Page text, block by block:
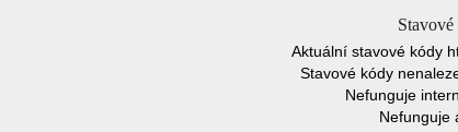
Aktuální stavové kódy
Stavové kódy
Nefunguje
Nefunguje